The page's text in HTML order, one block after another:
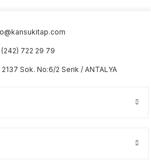
(242) 722 29 79
Sok. No:6/2 Serik / ANTALYA